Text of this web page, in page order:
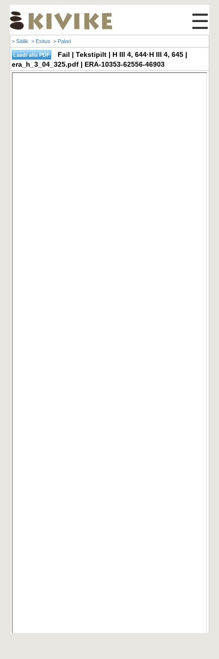
☰
> Säilik > Esitus > Palad
Fail | Tekstipilt | H III 4, 644·H III 4, 645 |
era_h_3_04_325.pdf | ERA-10353-62556-46903